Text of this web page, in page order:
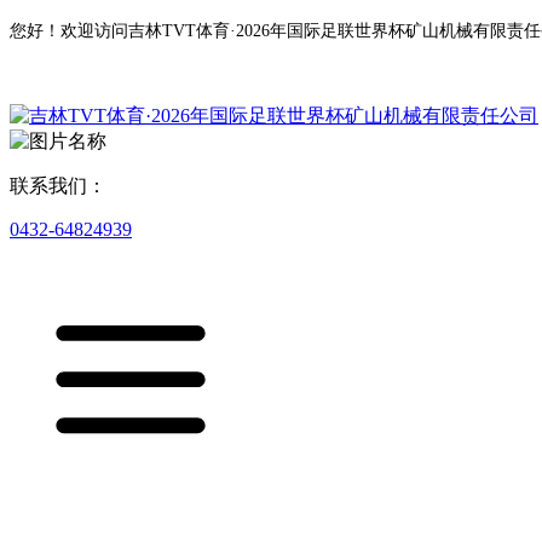
您好！欢迎访问吉林TVT体育·2026年国际足联世界杯矿山机械有限责
联系我们：
0432-64824939